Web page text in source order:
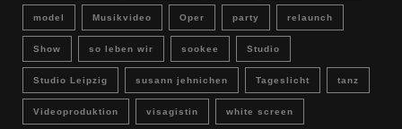
model Musikvideo Oper party relaunch
Show so leben wir sookee Studio
Studio Leipzig susann jehnichen Tageslicht tanz
Videoproduktion visagistin white screen